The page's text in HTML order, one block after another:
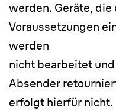
werden. Geräte,
Voraussetzungen
werden
nicht bearbeitet
Absender
erfolgt hierfür nicht.